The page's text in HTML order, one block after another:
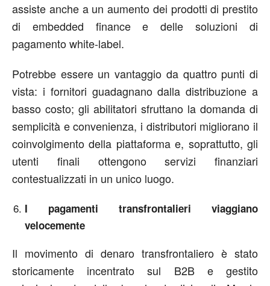
assiste anche a un aumento dei prodotti di prestito
di embedded finance e delle soluzioni di
pagamento white-label.
Potrebbe essere un vantaggio da quattro punti di
vista: i fornitori guadagnano dalla distribuzione a
basso costo; gli abilitatori sfruttano la domanda di
semplicità e convenienza, i distributori migliorano il
coinvolgimento della piattaforma e, soprattutto, gli
utenti finali ottengono servizi finanziari
contestualizzati in un unico luogo.
I pagamenti transfrontalieri viaggiano
velocemente
Il movimento di denaro transfrontaliero è stato
storicamente incentrato sul B2B e gestito